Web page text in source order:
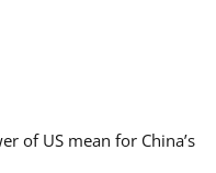
of US mean for China’s